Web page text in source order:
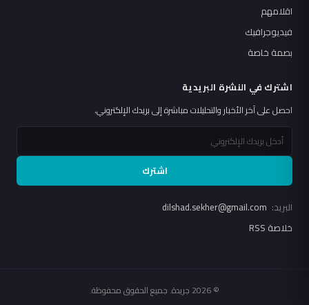
اقلامهم
فيديوجرافيك
بصمة خاصة
اشترك في النشرة البريدية
احصل على آخر الأخبار والتحليلات مباشرة إلى بريدك الإلكتروني.
اشترك
البريد:
خلاصة RSS
© 2026 جريدة. جميع الحقوق محفوظة.